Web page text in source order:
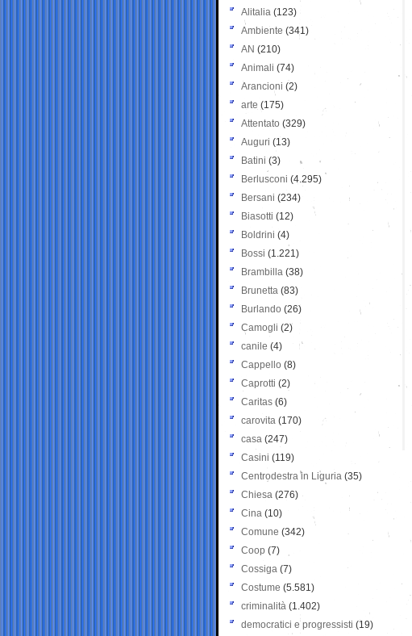
Alitalia (123)
Ambiente (341)
AN (210)
Animali (74)
Arancioni (2)
arte (175)
Attentato (329)
Auguri (13)
Batini (3)
Berlusconi (4.295)
Bersani (234)
Biasotti (12)
Boldrini (4)
Bossi (1.221)
Brambilla (38)
Brunetta (83)
Burlando (26)
Camogli (2)
canile (4)
Cappello (8)
Caprotti (2)
Caritas (6)
carovita (170)
casa (247)
Casini (119)
Centrodestra in Liguria (35)
Chiesa (276)
Cina (10)
Comune (342)
Coop (7)
Cossiga (7)
Costume (5.581)
criminalità (1.402)
democratici e progressisti (19)